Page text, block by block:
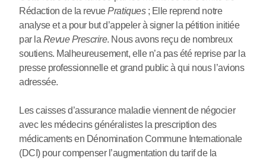
Rédaction de la revuePratiques; Elle reprend notre
analyse et a pour but d’appeler à signer la pétition initiée
par la Revue Prescrire. Nous avons reçu de nombreux
soutiens. Malheureusement, elle n’a pas été reprise par la
presse professionnelle et grand public à qui nous l’avions
adressée.
Les caisses d’assurance maladie viennent de négocier
avec les médecins généralistes la prescription des
médicaments en Dénomination Commune Internationale
(DCI) pour compenser l’augmentation du tarif de la